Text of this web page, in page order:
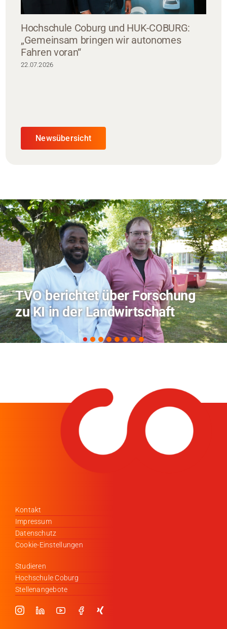
Hochschule Coburg und HUK-COBURG:
„Gemeinsam bringen wir autonomes
Fahren voran“
22.07.2026
Newsübersicht
Hitze-Aktionstag: Hochschule
Coburg im Radio Bamberg
Kontakt
Impressum
Datenschutz
Cookie-Einstellungen
Studieren
Hochschule Coburg
Stellenangebote